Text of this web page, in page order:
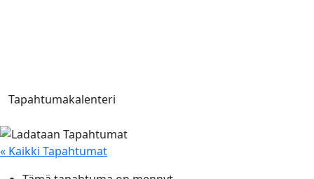
Tapahtumakalenteri
« Kaikki Tapahtumat